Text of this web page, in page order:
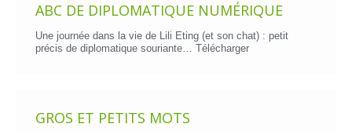
ABC DE DIPLOMATIQUE NUMÉRIQUE
Une journée dans la vie de Lili Eting (et son chat) : petit
précis de diplomatique souriante… Télécharger
GROS ET PETITS MOTS